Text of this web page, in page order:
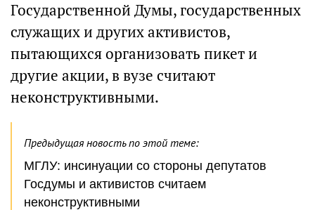
Государственной Думы, государственных
служащих и других активистов,
пытающихся организовать пикет и
другие акции, в вузе считают
неконструктивными.
Предыдущая новость по этой теме:
МГЛУ: инсинуации со стороны депутатов
Госдумы и активистов считаем
неконструктивными